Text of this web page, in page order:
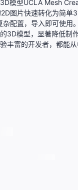
模型UCLA Mesh
图片快速转化为简单
配置，导入即可使用
3D模型，显著降低制
丰富的开发者，都能